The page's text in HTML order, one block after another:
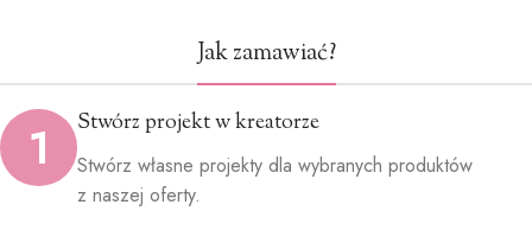
Jak zamawiać?
1 Stwórz projekt w kreatorze
Stwórz własne projekty dla wybranych produktów
z naszej oferty.